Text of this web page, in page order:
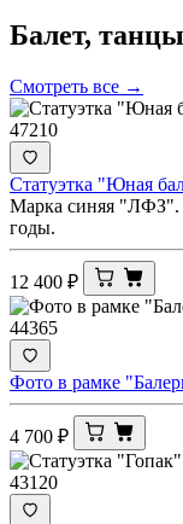
Балет, танцы
Смотреть все →
47210
Статуэтка "Юная
Марка синяя "ЛФЗ".
годы.
12 400 ₽
44365
Фото в рамке
4 700 ₽
43120